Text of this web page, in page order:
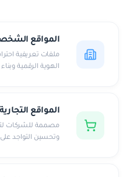
المواقع
ملفات تعريفية
الهوية الرقمية
المواقع التجارية
مصممة للشركات
وتحسين التواجد على